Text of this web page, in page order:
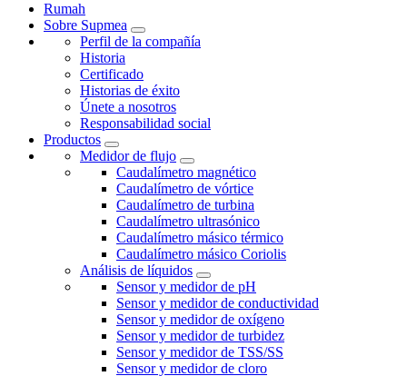
Rumah
Sobre Supmea
Perfil de la compañía
Historia
Certificado
Historias de éxito
Únete a nosotros
Responsabilidad social
Productos
Medidor de flujo
Caudalímetro magnético
Caudalímetro de vórtice
Caudalímetro de turbina
Caudalímetro ultrasónico
Caudalímetro másico térmico
Caudalímetro másico Coriolis
Análisis de líquidos
Sensor y medidor de pH
Sensor y medidor de conductividad
Sensor y medidor de oxígeno
Sensor y medidor de turbidez
Sensor y medidor de TSS/SS
Sensor y medidor de cloro